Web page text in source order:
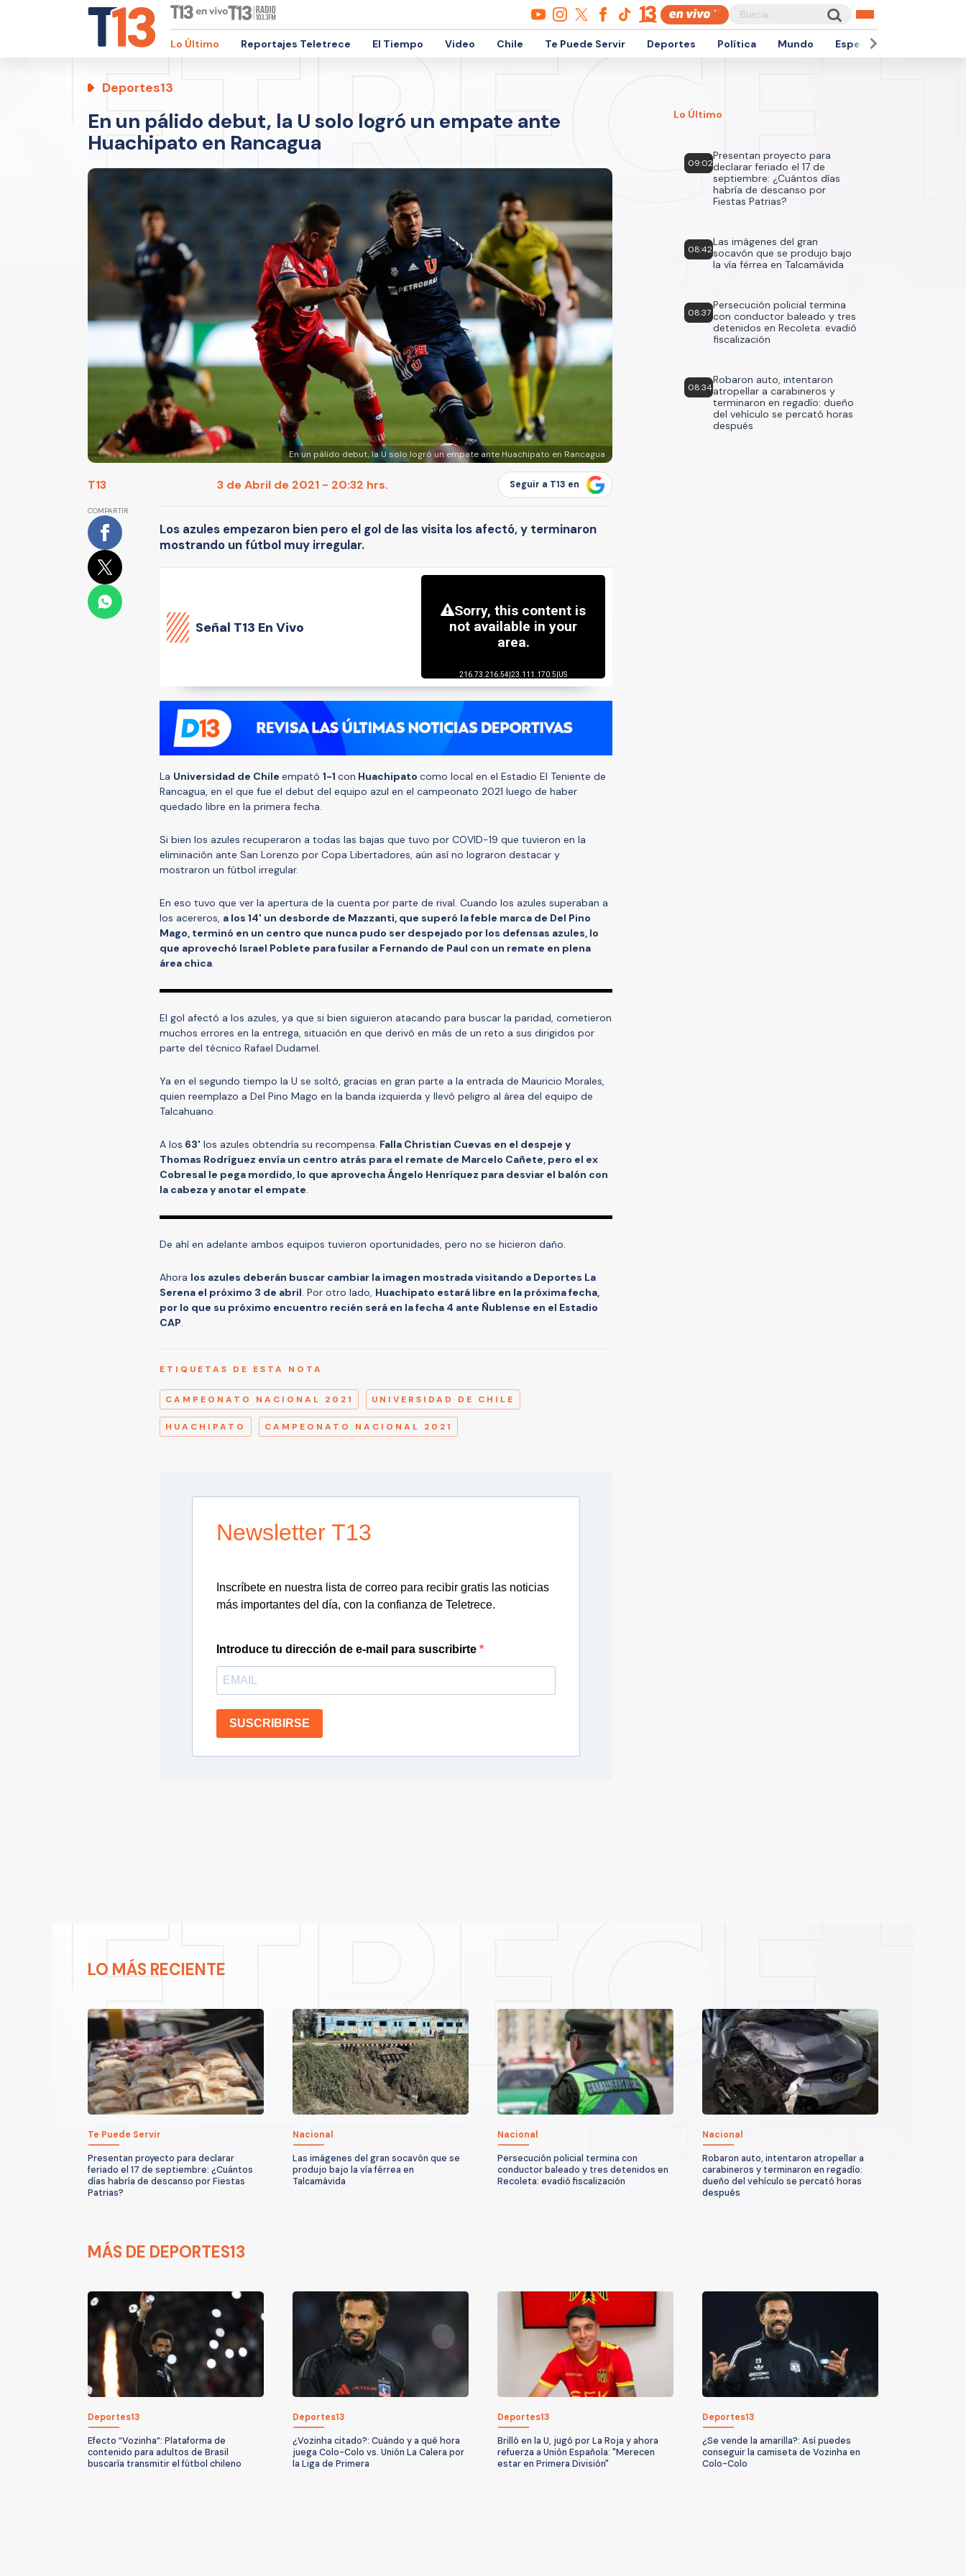
Lo Último Reportajes Teletrece El Tiempo Video Chile Te Puede Servir Deportes Política Mundo Espectáculos
Deportes13
En un pálido debut, la U solo logró un empate ante
Huachipato en Rancagua
En un pálido debut, la U solo logró un empate ante Huachipato en Rancagua
T13 3 de Abril de 2021 - 20:32 hrs. Seguir a T13 en
COMPARTIR
Los azules empezaron bien pero el gol de las visita los afectó, y terminaron
mostrando un fútbol muy irregular.
Señal T13 En Vivo
La Universidad de Chile empató 1-1 con Huachipato como local en el Estadio El Teniente de
Rancagua, en el que fue el debut del equipo azul en el campeonato 2021 luego de haber
quedado libre en la primera fecha.
Si bien los azules recuperaron a todas las bajas que tuvo por COVID-19 que tuvieron en la
eliminación ante San Lorenzo por Copa Libertadores, aún así no lograron destacar y
mostraron un fútbol irregular.
En eso tuvo que ver la apertura de la cuenta por parte de rival. Cuando los azules superaban a
los acereros, a los 14' un desborde de Mazzanti, que superó la feble marca de Del Pino
Mago, terminó en un centro que nunca pudo ser despejado por los defensas azules, lo
que aprovechó Israel Poblete para fusilar a Fernando de Paul con un remate en plena
área chica.
El gol afectó a los azules, ya que si bien siguieron atacando para buscar la paridad, cometieron
muchos errores en la entrega, situación en que derivó en más de un reto a sus dirigidos por
parte del técnico Rafael Dudamel.
Ya en el segundo tiempo la U se soltó, gracias en gran parte a la entrada de Mauricio Morales,
quien reemplazo a Del Pino Mago en la banda izquierda y llevó peligro al área del equipo de
Talcahuano.
A los 63' los azules obtendría su recompensa. Falla Christian Cuevas en el despeje y
Thomas Rodríguez envía un centro atrás para el remate de Marcelo Cañete, pero el ex
Cobresal le pega mordido, lo que aprovecha Ángelo Henríquez para desviar el balón con
la cabeza y anotar el empate.
De ahí en adelante ambos equipos tuvieron oportunidades, pero no se hicieron daño.
Ahora los azules deberán buscar cambiar la imagen mostrada visitando a Deportes La
Serena el próximo 3 de abril. Por otro lado, Huachipato estará libre en la próxima fecha,
por lo que su próximo encuentro recién será en la fecha 4 ante Ñublense en el Estadio
CAP.
ETIQUETAS DE ESTA NOTA
CAMPEONATO NACIONAL 2021 UNIVERSIDAD DE CHILE
HUACHIPATO CAMPEONATO NACIONAL 2021
Newsletter T13
Inscríbete en nuestra lista de correo para recibir gratis las noticias
más importantes del día, con la confianza de Teletrece.
Introduce tu dirección de e-mail para suscribirte
SUSCRIBIRSE
Lo Último
09:02
Presentan proyecto para
declarar feriado el 17 de
septiembre: ¿Cuántos días
habría de descanso por
Fiestas Patrias?
08:42
Las imágenes del gran
socavón que se produjo bajo
la vía férrea en Talcamávida
08:37
Persecución policial termina
con conductor baleado y tres
detenidos en Recoleta: evadió
fiscalización
08:34
Robaron auto, intentaron
atropellar a carabineros y
terminaron en regadío: dueño
del vehículo se percató horas
después
LO MÁS RECIENTE
Te Puede Servir
Presentan proyecto para declarar
feriado el 17 de septiembre: ¿Cuántos
días habría de descanso por Fiestas
Patrias?
Nacional
Las imágenes del gran socavón que se
produjo bajo la vía férrea en
Talcamávida
Nacional
Persecución policial termina con
conductor baleado y tres detenidos en
Recoleta: evadió fiscalización
Nacional
Robaron auto, intentaron atropellar a
carabineros y terminaron en regadío:
dueño del vehículo se percató horas
después
MÁS DE DEPORTES13
Deportes13
Efecto “Vozinha”: Plataforma de
contenido para adultos de Brasil
buscaría transmitir el fútbol chileno
Deportes13
¿Vozinha citado?: Cuándo y a qué hora
juega Colo-Colo vs. Unión La Calera por
la Liga de Primera
Deportes13
Brilló en la U, jugó por La Roja y ahora
refuerza a Unión Española: "Merecen
estar en Primera División"
Deportes13
¿Se vende la amarilla?: Así puedes
conseguir la camiseta de Vozinha en
Colo-Colo